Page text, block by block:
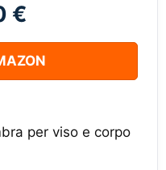
€
per viso e corpo